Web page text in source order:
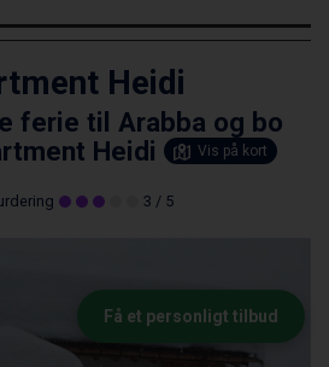
Heidi
ferie til Arabba og bo
Heidi
Vis på kort
3 / 5
Få et personligt tilbud